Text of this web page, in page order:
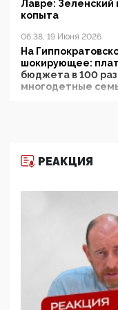
Лавре: Зеленский
копыта
06:38, 19 Июня 2026
На
шокирующее:
бюджета в 100
многодетные
11:53, 09 Июня 2026
деятельность
повестку в
09:43, 01 Июня 2026
5G за счет
отобрать у
защищать жилые
РЕАКЦИЯ